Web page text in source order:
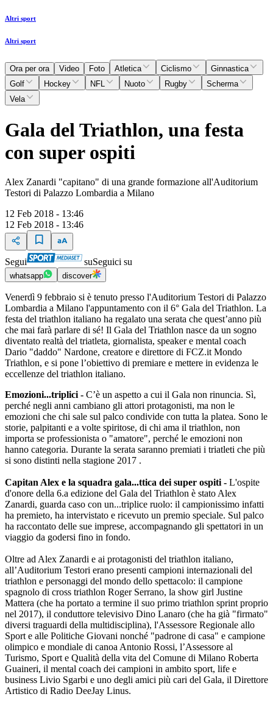
Altri sport
Altri sport
Ora per ora Video Foto Atletica Ciclismo
Ginnastica
Golf
Hockey NFL Nuoto Rugby
Scherma
Vela
Gala del Triathlon, una festa
con super ospiti
Alex Zanardi "capitano" di una grande formazione all'Auditorium
Testori di Palazzo Lombardia a Milano
12 Feb 2018 - 13:46
12 Feb 2018 - 13:46
Segui suSeguici su
whatsapp discover
Venerdì 9 febbraio si è tenuto presso l'Auditorium Testori di Palazzo
Lombardia a Milano l'appuntamento con il 6° Gala del Triathlon. La
festa del triathlon italiano ha regalato una serata che quest’anno più
che mai farà parlare di sé! Il Gala del Triathlon nasce da un sogno
diventato realtà del triatleta, giornalista, speaker e mental coach
Dario "daddo" Nardone, creatore e direttore di FCZ.it Mondo
Triathlon, e si pone l’obiettivo di premiare e mettere in evidenza le
eccellenze del triathlon italiano.
Emozioni...triplici - C’è un aspetto a cui il Gala non rinuncia. Sì,
perché negli anni cambiano gli attori protagonisti, ma non le
emozioni che chi sale sul palco condivide con tutta la platea. Sono le
storie, palpitanti e a volte spiritose, di chi ama il triathlon, non
importa se professionista o "amatore", perché le emozioni non
hanno categoria. Durante la serata saranno premiati i triatleti che più
si sono distinti nella stagione 2017 .
Capitan Alex e la squadra gala...ttica dei super ospiti - L'ospite
d'onore della 6.a edizione del Gala del Triathlon è stato Alex
Zanardi, guarda caso con un...triplice ruolo: il campionissimo infatti
ha premieto, ha intervistato e ricevuto un premio speciale. Sul palco
ha raccontato delle sue imprese, accompagnando gli spettatori in un
viaggio da godersi fino in fondo.
Oltre ad Alex Zanardi e ai protagonisti del triathlon italiano,
all’Auditorium Testori erano presenti campioni internazionali del
triathlon e personaggi del mondo dello spettacolo: il campione
spagnolo di cross triathlon Roger Serrano, la show girl Justine
Mattera (che ha portato a termine il suo primo triathlon sprint proprio
nel 2017), il conduttore televisivo Dino Lanaro (che ha già "firmato"
diversi traguardi della multidisciplina), l'Assessore Regionale allo
Sport e alle Politiche Giovani nonché "padrone di casa" e campione
olimpico e mondiale di canoa Antonio Rossi, l’Assessore al
Turismo, Sport e Qualità della vita del Comune di Milano Roberta
Guaineri, il mental coach dei campioni in ambito sport, life e
business Livio Sgarbi e uno degli amici più cari del Gala, il Direttore
Artistico di Radio DeeJay Linus.